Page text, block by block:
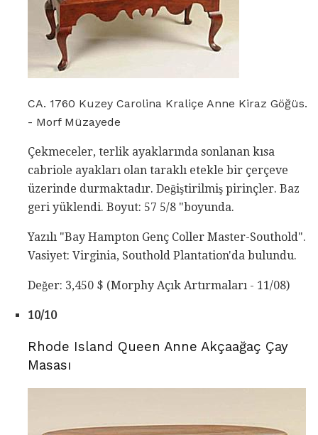
CA. 1760 Kuzey Carolina Kraliçe Anne Kiraz Göğüs.
- Morf Müzayede
Çekmeceler, terlik ayaklarında sonlanan kısa
cabriole ayakları olan taraklı etekle bir çerçeve
üzerinde durmaktadır. Değiştirilmiş pirinçler. Baz
geri yüklendi. Boyut: 57 5/8 "boyunda.
Yazılı "Bay Hampton Genç Coller Master-Southold".
Vasiyet: Virginia, Southold Plantation'da bulundu.
Değer: 3,450 $ (Morphy Açık Artırmaları - 11/08)
10/10
Rhode Island Queen Anne Akçaağaç Çay
Masası